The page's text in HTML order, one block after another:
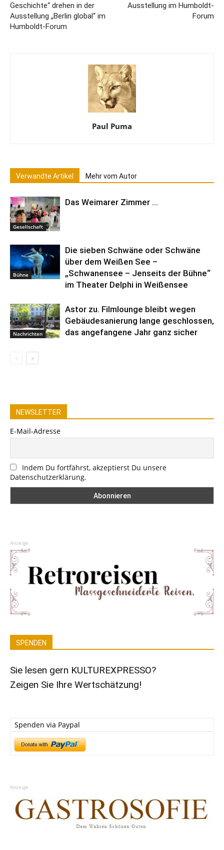
Geschichte“ drehen in der
Ausstellung „Berlin global“ im
Humboldt-Forum
Ausstellung im Humboldt-
Forum
Paul Puma
Verwandte Artikel Mehr vom Autor
Gesellschaft
Das Weimarer Zimmer …
Bühne
Die sieben Schwäne oder Schwäne
über dem Weißen See –
„Schwanensee – Jenseits der Bühne“
im Theater Delphi in Weißensee
Nachrichten
Astor zu. Filmlounge bleibt wegen
Gebäudesanierung lange geschlossen,
das angefangene Jahr ganz sicher
NEWSLETTER
E-Mail-Adresse
Indem Du fortfährst, akzeptierst Du unsere
Datenschutzerklärung.
Anzeige
SPENDEN
Sie lesen gern KULTUREXPRESSO?
Zeigen Sie Ihre Wertschätzung!
Spenden via Paypal
Anzeige